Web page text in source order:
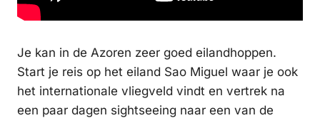
Je kan in de Azoren zeer goed eilandhoppen.
Start je reis op het eiland Sao Miguel waar je ook
het internationale vliegveld vindt en vertrek na
een paar dagen sightseeing naar een van de